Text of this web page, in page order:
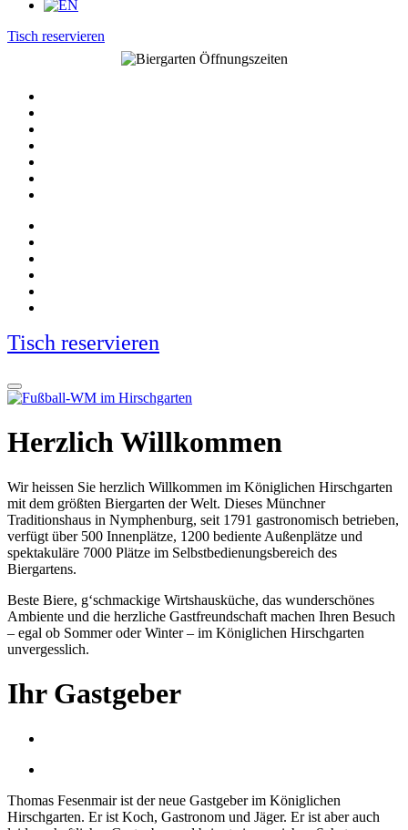
Tisch reservieren
Tisch reservieren
Herzlich Willkommen
Wir heissen Sie herzlich Willkommen im Königlichen Hirschgarten
mit dem größten Biergarten der Welt. Dieses Münchner
Traditionshaus in Nymphenburg, seit 1791 gastronomisch betrieben,
verfügt über 500 Innenplätze, 1200 bediente Außenplätze und
spektakuläre 7000 Plätze im Selbstbedienungsbereich des
Biergartens.
Beste Biere, g‘schmackige Wirtshausküche, das wunderschönes
Ambiente und die herzliche Gastfreundschaft machen Ihren Besuch
– egal ob Sommer oder Winter – im Königlichen Hirschgarten
unvergesslich.
Ihr Gastgeber
Thomas Fesenmair ist der neue Gastgeber im Königlichen
Hirschgarten. Er ist Koch, Gastronom und Jäger. Er ist aber auch